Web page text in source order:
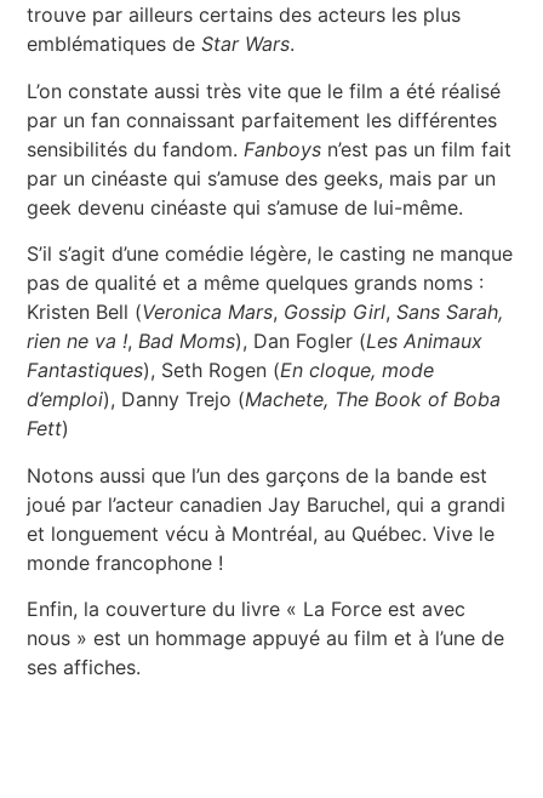
trouve par ailleurs certains des acteurs les plus
emblématiques deStar Wars.
L’on constate aussi très vite que le film a été réalisé
par un fan connaissant parfaitement les différentes
sensibilités du fandom. Fanboys n’est pas un film fait
par un cinéaste qui s’amuse des geeks, mais par un
geek devenu cinéaste qui s’amuse de lui-même.
S’il s’agit d’une comédie légère, le casting ne manque
pas de qualité et a même quelques grands noms :
Kristen Bell (Veronica Mars, Gossip Girl,Sans Sarah,
rien ne va !,Bad Moms), Dan Fogler (Les Animaux
Fantastiques), Seth Rogen (En cloque, mode
d’emploi), Danny Trejo (Machete, The Book of Boba
Fett)
Notons aussi que l’un des garçons de la bande est
joué par l’acteur canadien Jay Baruchel, qui a grandi
et longuement vécu à Montréal, au Québec. Vive le
monde francophone !
Enfin, la couverture du livre « La Force est avec
nous » est un hommage appuyé au film et à l’une de
ses affiches.